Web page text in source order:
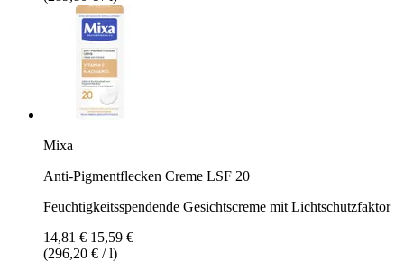
Mixa
Anti-Pigmentflecken Creme LSF 20
Feuchtigkeitsspendende Gesichtscreme mit Lichtschutzfaktor
14,81 € 15,59 €
(296,20 € / l)